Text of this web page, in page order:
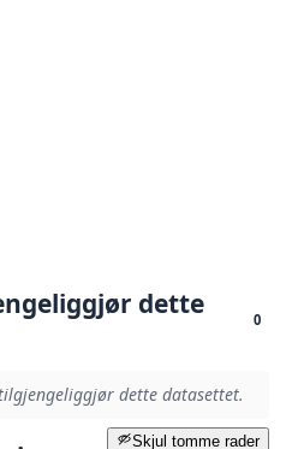
dette
0
dette datasettet.
Skjul tomme rader